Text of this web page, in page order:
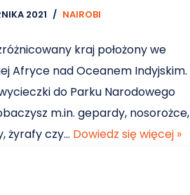
2021 NAIROBI
kraj położony we
Afryce nad Oceanem Indyjskim.
do Parku Narodowego
m.in. gepardy, nosorożce,
żyrafy czy… Dowiedz się więcej »